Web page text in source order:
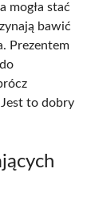
mogła stać
bawić
Prezentem
to dobry